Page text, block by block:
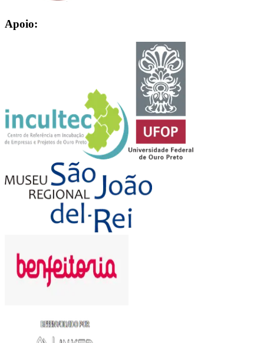
Apoio: